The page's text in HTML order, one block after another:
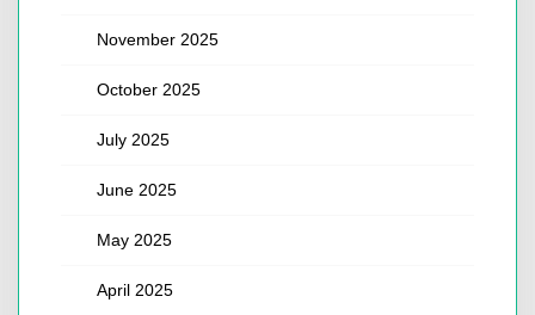
November 2025
October 2025
July 2025
June 2025
May 2025
April 2025